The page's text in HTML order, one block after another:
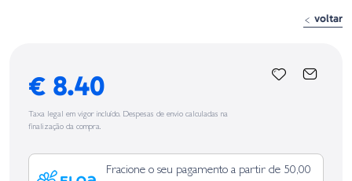
voltar
€ 8.40
Taxa legal em vigor incluído. Despesas de envio calculadas na
finalização da compra.
Fracione o seu pagamento a partir de 50,00